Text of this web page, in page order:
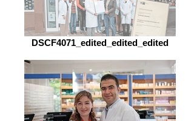
DSCF4071_edited_edited_edited